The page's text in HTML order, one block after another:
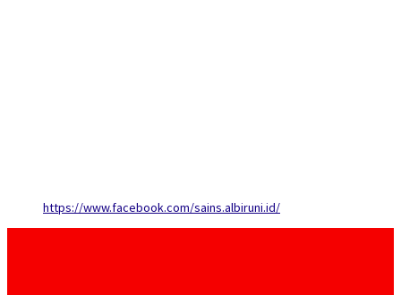
https://www.facebook.com/sains.albiruni.id/